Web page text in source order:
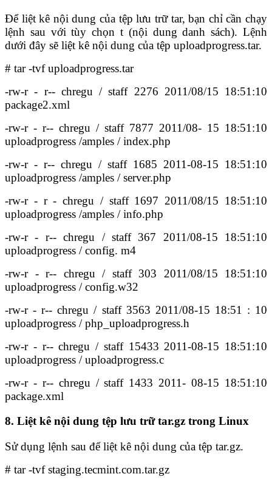
Để liệt kê nội dung của tệp lưu trữ tar, bạn chỉ cần chạy
lệnh sau với tùy chọn t (nội dung danh sách). Lệnh
dưới đây sẽ liệt kê nội dung của tệp uploadprogress.tar.
# tar -tvf uploadprogress.tar
-rw-r - r-- chregu / staff 2276 2011/08/15 18:51:10
package2.xml
-rw-r - r-- chregu / staff 7877 2011/08- 15 18:51:10
uploadprogress /amples / index.php
-rw-r - r-- chregu / staff 1685 2011-08-15 18:51:10
uploadprogress /amples / server.php
-rw-r - r - chregu / staff 1697 2011/08/15 18:51:10
uploadprogress /amples / info.php
-rw-r - r-- chregu / staff 367 2011/08-15 18:51:10
uploadprogress / config. m4
-rw-r - r-- chregu / staff 303 2011/08/15 18:51:10
uploadprogress / config.w32
-rw-r - r-- chregu / staff 3563 2011/08-15 18:51 : 10
uploadprogress / php_uploadprogress.h
-rw-r - r-- chregu / staff 15433 2011-08-15 18:51:10
uploadprogress / uploadprogress.c
-rw-r - r-- chregu / staff 1433 2011- 08-15 18:51:10
package.xml
8. Liệt kê nội dung tệp lưu trữ tar.gz trong Linux
Sử dụng lệnh sau để liệt kê nội dung của tệp tar.gz.
# tar -tvf staging.tecmint.com.tar.gz